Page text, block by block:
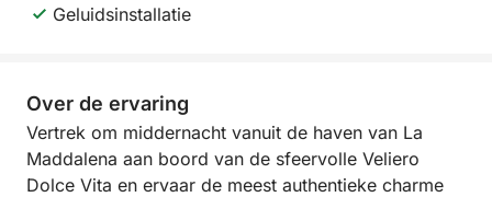
Geluidsinstallatie
Over de ervaring
Vertrek om middernacht vanuit de haven van La
Maddalena aan boord van de sfeervolle Veliero
Dolce Vita en ervaar de meest authentieke charme